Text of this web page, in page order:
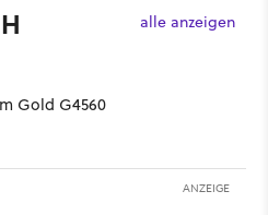
alle anzeigen
Gold G4560
ANZEIGE